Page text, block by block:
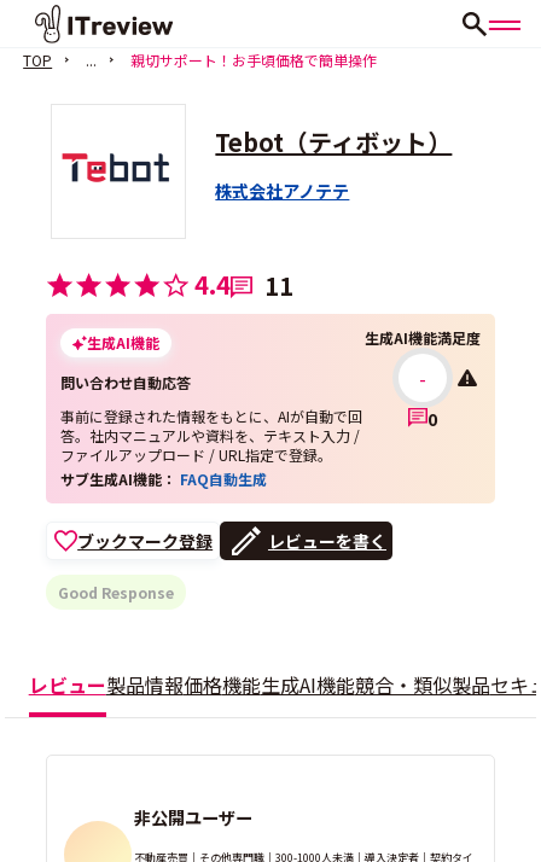
TOP ... 親切サポート！お手頃価格で簡単操作
Tebot（ティボット）
株式会社アノテテ
4.4 11
生成AI機能
問い合わせ自動応答
事前に登録された情報をもとに、AIが自動で回
答。社内マニュアルや資料を、テキスト入力 /
ファイルアップロード / URL指定で登録。
生成AI機能満足度
-
0
サブ生成AI機能： FAQ自動生成
ブックマーク登録 レビューを書く
Good Response
レビュー製品情報価格機能生成AI機能競合・類似製品セキ
非公開ユーザー
不動産売買｜その他専門職｜300-1000人未満｜導入決定者｜契約タイ